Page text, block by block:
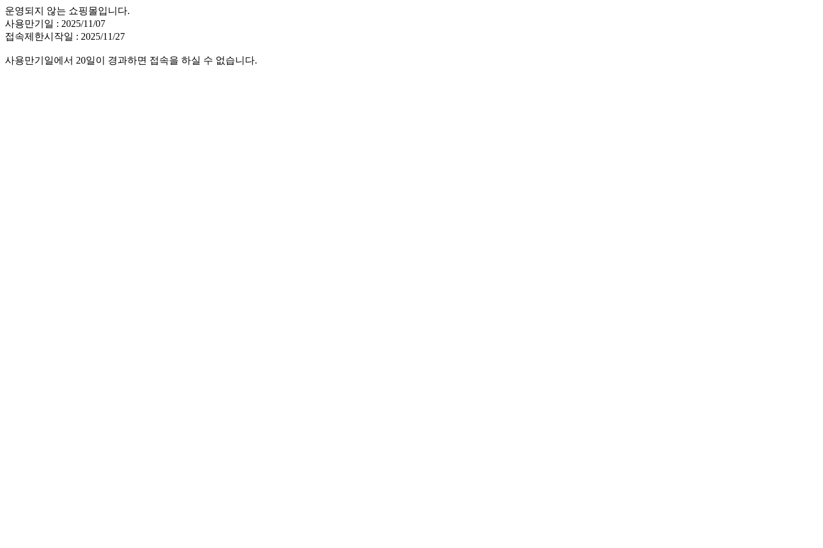
운영되지 않는 쇼핑몰입니다.
사용만기일 : 2025/11/07
접속제한시작일 : 2025/11/27
사용만기일에서 20일이 경과하면 접속을 하실 수 없습니다.